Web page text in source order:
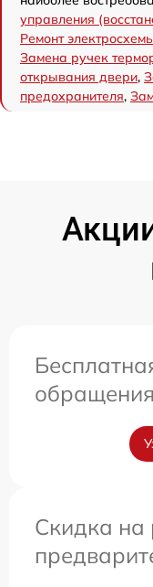
управления
Ремонт
Замена ручек
открывания двери,
предохранителя,
обращения
Скидка на